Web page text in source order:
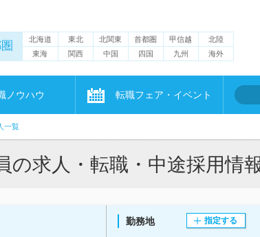
北海道 東北 北関東 首都圏 甲信越
北陸
東海
関西 中国 四国 九州 海外
ノウハウ 転職フェア・イベント
一覧
の求人・転職・中途採用情
勤務地 指定する